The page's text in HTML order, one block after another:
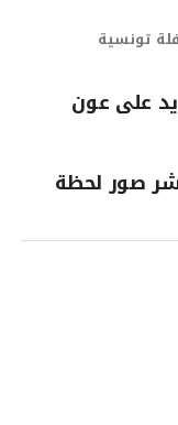
تونسية
على عون
صور لحظة